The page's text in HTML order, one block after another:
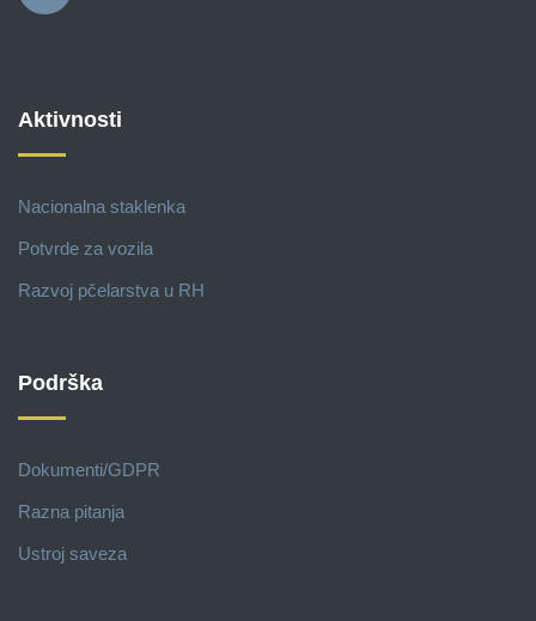
Aktivnosti
Nacionalna staklenka
Potvrde za vozila
Razvoj pčelarstva u RH
Podrška
Dokumenti/GDPR
Razna pitanja
Ustroj saveza